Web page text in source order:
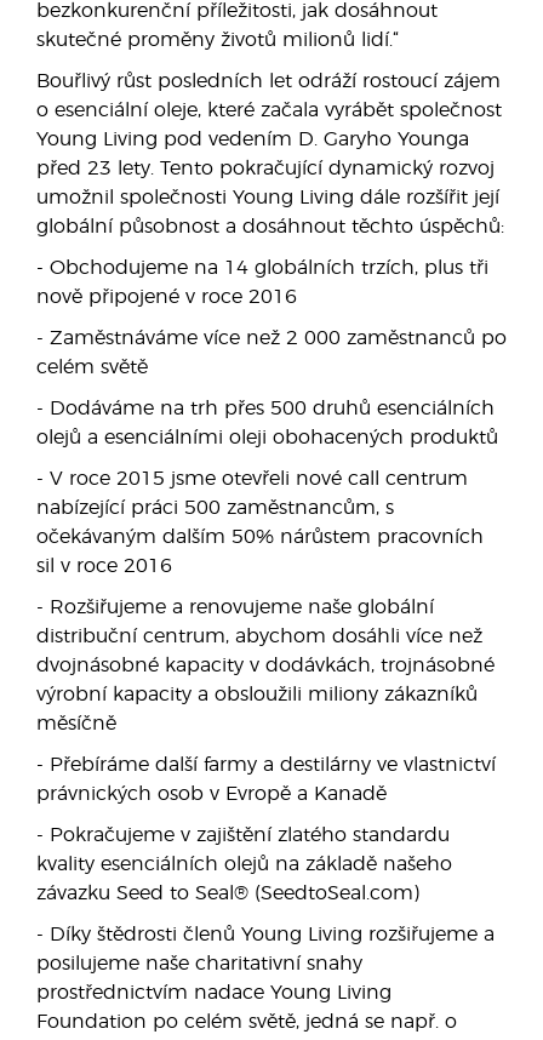
bezkonkurenční příležitosti, jak dosáhnout
skutečné proměny životů milionů lidí.“
Bouřlivý růst posledních let odráží rostoucí zájem
o esenciální oleje, které začala vyrábět společnost
Young Living pod vedením D. Garyho Younga
před 23 lety. Tento pokračující dynamický rozvoj
umožnil společnosti Young Living dále rozšířit její
globální působnost a dosáhnout těchto úspěchů:
- Obchodujeme na 14 globálních trzích, plus tři
nově připojené v roce 2016
- Zaměstnáváme více než 2 000 zaměstnanců po
celém světě
- Dodáváme na trh přes 500 druhů esenciálních
olejů a esenciálními oleji obohacených produktů
- V roce 2015 jsme otevřeli nové call centrum
nabízející práci 500 zaměstnancům, s
očekávaným dalším 50% nárůstem pracovních
sil v roce 2016
- Rozšiřujeme a renovujeme naše globální
distribuční centrum, abychom dosáhli více než
dvojnásobné kapacity v dodávkách, trojnásobné
výrobní kapacity a obsloužili miliony zákazníků
měsíčně
- Přebíráme další farmy a destilárny ve vlastnictví
právnických osob v Evropě a Kanadě
- Pokračujeme v zajištění zlatého standardu
kvality esenciálních olejů na základě našeho
závazku Seed to Seal® (SeedtoSeal.com)
- Díky štědrosti členů Young Living rozšiřujeme a
posilujeme naše charitativní snahy
prostřednictvím nadace Young Living
Foundation po celém světě, jedná se např. o